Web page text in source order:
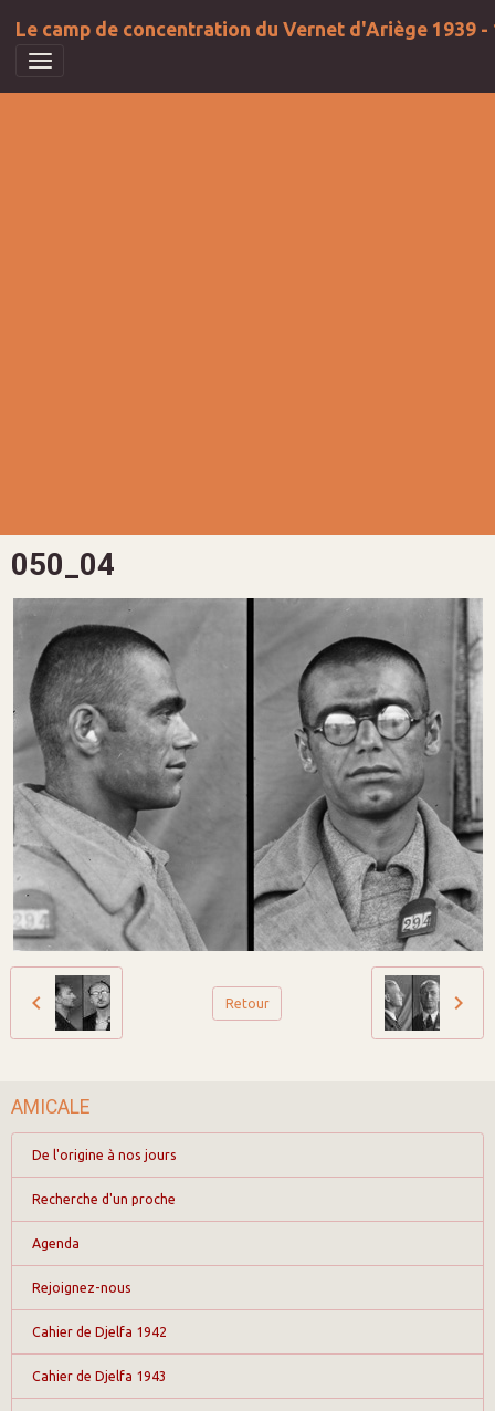
Le camp de concentration du Vernet d'Ariège 1939 -
050_04
Retour
AMICALE
De l'origine à nos jours
Recherche d'un proche
Agenda
Rejoignez-nous
Cahier de Djelfa 1942
Cahier de Djelfa 1943